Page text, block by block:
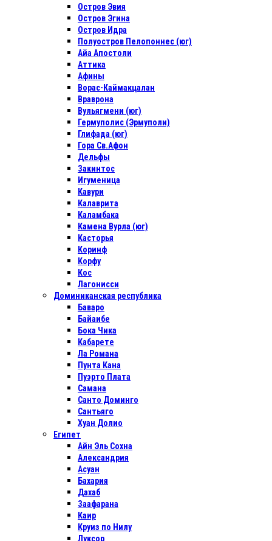
Остров Эвия
Остров Эгина
Остров Идра
Полуостров Пелопоннес (юг)
Айа Апостоли
Аттика
Афины
Ворас-Каймакцалан
Враврона
Вульягмени (юг)
Гермуполис (Эрмуполи)
Глифада (юг)
Гора Св.Афон
Дельфы
Закинтос
Игуменица
Кавури
Калаврита
Каламбака
Камена Вурла (юг)
Касторья
Коринф
Корфу
Кос
Лагонисси
Доминиканская республика
Баваро
Байаибе
Бока Чика
Кабарете
Ла Романа
Пунта Кана
Пуэрто Плата
Самана
Санто Доминго
Сантьяго
Хуан Долио
Египет
Айн Эль Сохна
Александрия
Асуан
Бахария
Дахаб
Заафарана
Каир
Круиз по Нилу
Луксор